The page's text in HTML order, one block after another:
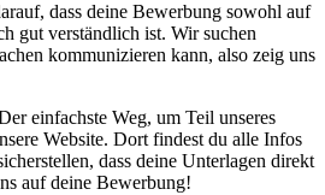
dass deine Bewerbung sowohl auf
gut verständlich ist. Wir suchen
kommunizieren kann, also zeig uns
einfachste Weg, um Teil unseres
Website. Dort findest du alle Infos
dass deine Unterlagen direkt
auf deine Bewerbung!